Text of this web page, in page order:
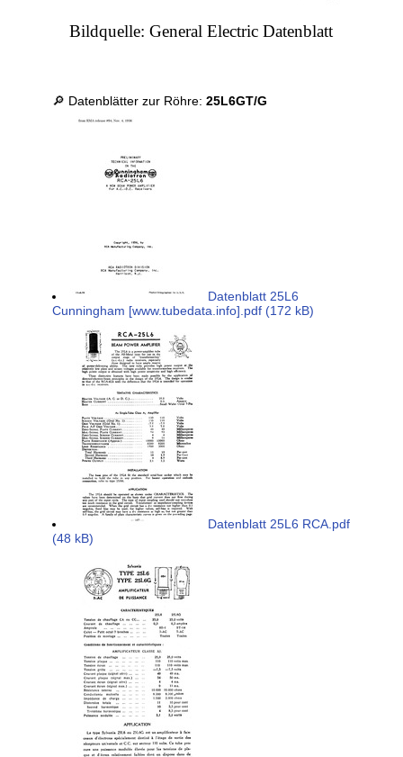
Bildquelle: General Electric Datenblatt
🔎 Datenblätter zur Röhre:25L6GT/G
Datenblatt 25L6
Cunningham [www.tubedata.info].pdf (172 kB)
Datenblatt 25L6 RCA.pdf
(48 kB)